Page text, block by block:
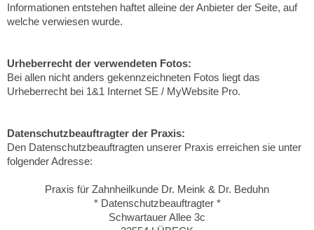
Informationen entstehen haftet alleine der Anbieter der Seite, auf
welche verwiesen wurde.
Urheberrecht der verwendeten Fotos:
Bei allen nicht anders gekennzeichneten Fotos liegt das
Urheberrecht bei 1&1 Internet SE / MyWebsite Pro.
Datenschutzbeauftragter der Praxis:
Den Datenschutzbeauftragten unserer Praxis erreichen sie unter
folgender Adresse:
Praxis für Zahnheilkunde Dr. Meink & Dr. Beduhn
* Datenschutzbeauftragter *
Schwartauer Allee 3c